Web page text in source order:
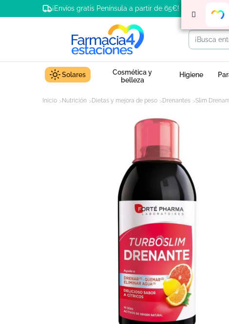
¡Envíos gratis Península a partir de 65€!
Solares
Cosmética y
belleza
Higiene
Inicio Nutrición Dietas y mejora de peso Drenantes Slim